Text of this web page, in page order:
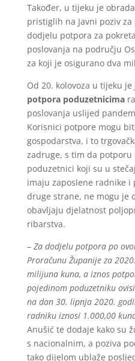
Također, u tijeku je
pristiglih na Javni poziv
dodjelu potpora za
poslovanja na području
za koji je osigurano dva
Od 20. kolovoza u tijeku
potpora poduzetnicima
poslovanja uslijed
Korisnici potpore mogu
gospodarstva, i to
zadruge, s tim da potporu
poduzetnici koji su u
imaju zaposlene radnike i
druge strane, ne mogu je
obavljaju djelatnost
ribarstva.
– Za dodjelu potpora po
Proračunu Županije za
milijuna kuna, a iznos
pojedinom poduzetniku
na dan 30. lipnja 2020.
radniku iznosi 1.000,00
Anušić te dodaje kako su
s nacionalnim, a poziva
tako dijelom ublaže